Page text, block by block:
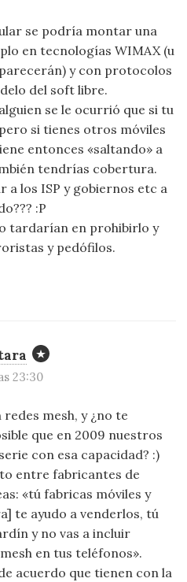
se podría montar una
en tecnologías WIMAX (u
y con protocolos
del soft libre.
se le ocurrió que si tu
si tienes otros móviles
entonces «saltando» a
tendrías cobertura.
los ISP y gobiernos etc a
:P
tardarían en prohibirlo y
y pedófilos.
23:30
mesh, y ¿no te
que en 2009 nuestros
con esa capacidad? :)
entre fabricantes de
«tú fabricas móviles y
te ayudo a venderlos, tú
y no vas a incluir
en tus teléfonos».
acuerdo que tienen con la